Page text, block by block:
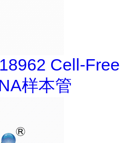
Cell-Free
样本管